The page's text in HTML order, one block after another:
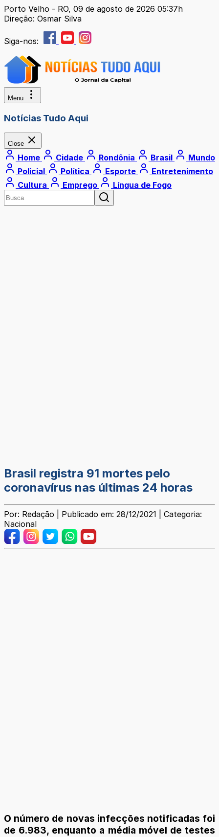
Porto Velho - RO, 09 de agosto de 2026 05:37h
Direção: Osmar Silva
Siga-nos:
Menu
Notícias Tudo Aqui
Close
Home Cidade Rondônia Brasil
Mundo
Policial
Política Esporte
Entretenimento
Cultura
Emprego Língua de Fogo
Brasil registra 91 mortes pelo
coronavírus nas últimas 24 horas
Por: Redação | Publicado em: 28/12/2021 | Categoria:
Nacional
O número de novas infecções notificadas foi
de 6.983, enquanto a média móvel de testes